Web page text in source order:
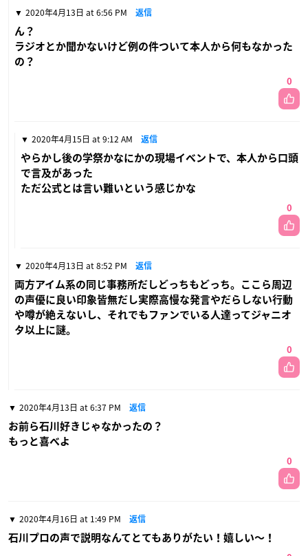
2020年4月13日 at 6:56 PM 返信
ん？
ラジオとか聞かないけど例の件ついて本人から何もなかった
の？
0
2020年4月15日 at 9:12 AM 返信
やらかし後の学祭かなにかの現場イベントで、本人から口頭
で言及があった
ただ公式とは言い難いという感じかな
0
2020年4月13日 at 8:52 PM 返信
両方アイム系の同じ事務所だしどっちもどっち。ここら周辺
の声優に良い印象皆無だし実際高慢な発言やだらしない行動
や噂が絶えないし、それでもファンでいる人達ってジャニオ
タ以上に謎。
0
2020年4月13日 at 6:37 PM 返信
お前ら石川好きじゃなかったの？
もっと喜べよ
0
2020年4月16日 at 1:49 PM 返信
石川プロの声で説明なんてとてもありがたい！嬉しい〜！